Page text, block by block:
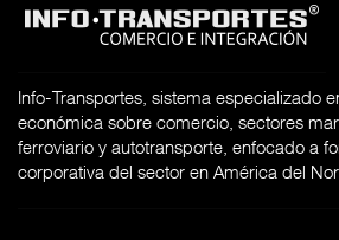
Info-Transportes, sistema especializado
económica sobre comercio, sectores
ferroviario y autotransporte, enfocado a
corporativa del sector en América del